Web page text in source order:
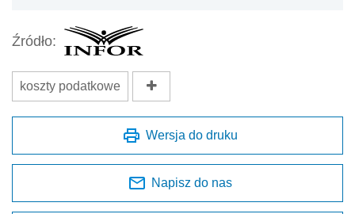
Źródło:
koszty podatkowe
Wersja do druku
Napisz do nas